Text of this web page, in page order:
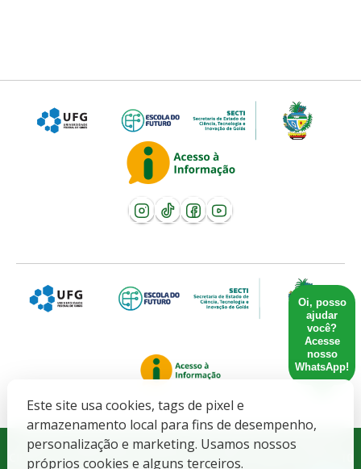
Oi, posso
ajudar
você?
Acesse
nosso
WhatsApp!
Este site usa cookies, tags de pixel e
armazenamento local para fins de desempenho,
personalização e marketing. Usamos nossos
próprios cookies e alguns terceiros.
Governo do Estado de Goiás. SECRETARIA DE ESTADO DE
CIENCIA, TECNOLOGIA E INOVACAO - CNPJ: 21.652.711/0001-10